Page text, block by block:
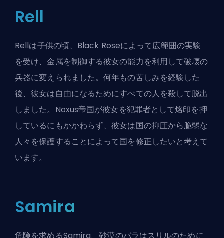
Rell
Rellは子供の頃、Black Roseによって広範囲の実験
を受け、金属を制御する彼女の能力を利用して破壊の
兵器に変えられました。何年もの苦しみを経験した
後、彼女は自由になるためにすべての人を殺して脱出
しました。Noxus帝国が彼女を犯罪者として烙印を押
しているにもかかわらず、彼女は国の抑圧から脆弱な
人々を保護することによって国を修正したいと考えて
います。
Samira